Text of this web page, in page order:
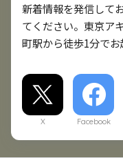
新着情報を発信して
てください。東京ア
町駅から徒歩1分でお
X Facebook